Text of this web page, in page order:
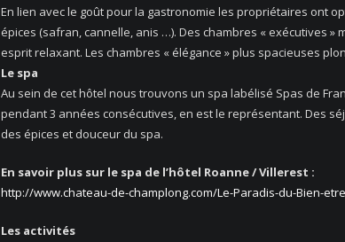
En lien avec le goût pour la gastronomie les propriétaires ont
épices (safran, cannelle, anis …). Des chambres « exécutives
esprit relaxant. Les chambres « élégance » plus spacieuses
Le spa
Au sein de cet hôtel nous trouvons un spa labélisé Spas de
pendant 3 années consécutives, en est le représentant. Des
des épices et douceur du spa.
En savoir plus sur le spa de l’hôtel Roanne / Villerest :
http://www.chateau-de-champlong.com/Le-Paradis-du-Bien-
Les activités